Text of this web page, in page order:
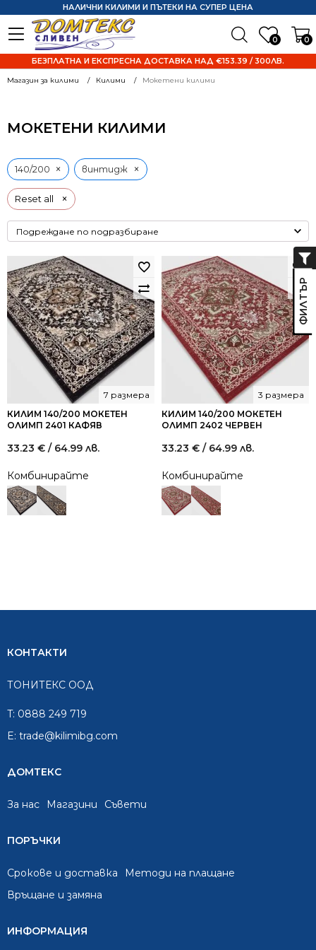
0 0
НАЛИЧНИ КИЛИМИ И ПЪТЕКИ НА СУПЕР ЦЕНА
БЕЗПЛАТНА И ЕКСПРЕСНА ДОСТАВКА НАД €153.39 / 300ЛВ.
Магазин за килими Килими Мокетени килими
МОКЕТЕНИ КИЛИМИ
Reset all ×
140/200 × винтидж ×
КИЛИМ 140/200 МОКЕТЕН
ОЛИМП 2401 КАФЯВ
7 размера
33.23 € / 64.99 лв.
Комбинирайте
КИЛИМ 140/200 МОКЕТЕН
ОЛИМП 2402 ЧЕРВЕН
3 размера
33.23 € / 64.99 лв.
Комбинирайте
КОНТАКТИ
ТОНИТЕКС ООД
T: 0888 249 719
E: trade@kilimibg.com
ДОМТЕКС
За нас Mагазини Съвети
ПОРЪЧКИ
Срокове и доставка
Методи на плащане
Връщане и замяна
ИНФОРМАЦИЯ